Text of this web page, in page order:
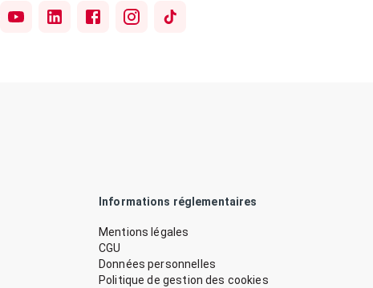
Informations réglementaires
Mentions légales
CGU
Données personnelles
Politique de gestion des cookies